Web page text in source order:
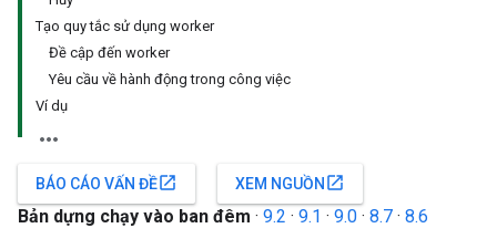
Tạo quy tắc sử dụng worker
Đề cập đến worker
Yêu cầu về hành động trong công việc
Ví dụ
BÁO CÁO VẤN ĐỀopen_in_new XEM NGUỒN open_in_new
Bản dựng chạy vào ban đêm · 9.2 · 9.1 · 9.0 · 8.7 · 8.6